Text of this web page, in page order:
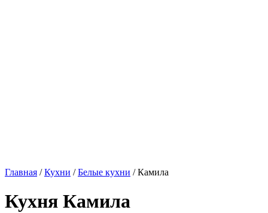
Главная /Кухни /Белые кухни / Камила
Кухня Камила